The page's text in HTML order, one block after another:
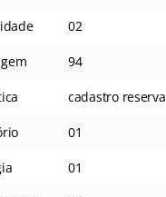
02
94
cadastro reserva
01
01